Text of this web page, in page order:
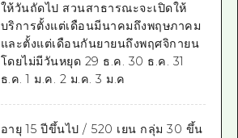
ให้วันถัดไป สวนสาธารณะจะเปิดให้
บริการตั้งแต่เดือนมีนาคมถึงพฤษภาคม
และตั้งแต่เดือนกันยายนถึงพฤศจิกายน
โดยไม่มีวันหยุด 29 ธ.ค. 30 ธ.ค. 31
ธ.ค. 1 ม.ค. 2 ม.ค. 3 ม.ค
อายุ 15 ปีขึ้นไป / 520 เยน กลุ่ม 30 ขึ้น